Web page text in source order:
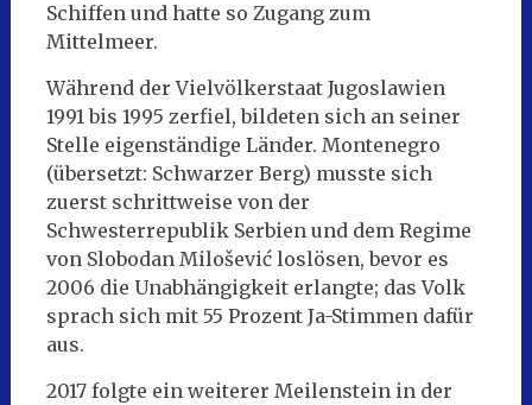
Schiffen und hatte so Zugang zum
Mittelmeer.
Während der Vielvölkerstaat Jugoslawien
1991 bis 1995 zerfiel, bildeten sich an seiner
Stelle eigenständige Länder. Montenegro
(übersetzt: Schwarzer Berg) musste sich
zuerst schrittweise von der
Schwesterrepublik Serbien und dem Regime
von Slobodan Milošević loslösen, bevor es
2006 die Unabhängigkeit erlangte; das Volk
sprach sich mit 55 Prozent Ja-Stimmen dafür
aus.
2017 folgte ein weiterer Meilenstein in der